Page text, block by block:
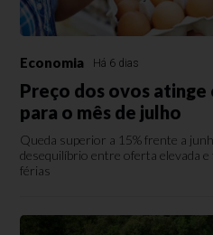
Economia Há 6 dias
Preço dos ovos
para o mês de julho
Queda superior a 15% frente a
desequilíbrio entre oferta elevada
férias